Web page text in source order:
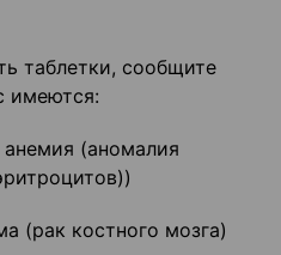
таблетки, сообщите
имеются:
(аномалия
(рак костного мозга)